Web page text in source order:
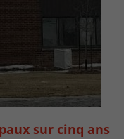
sur cinq ans